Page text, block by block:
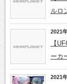
ルロ
2021
【
ーカ
2021